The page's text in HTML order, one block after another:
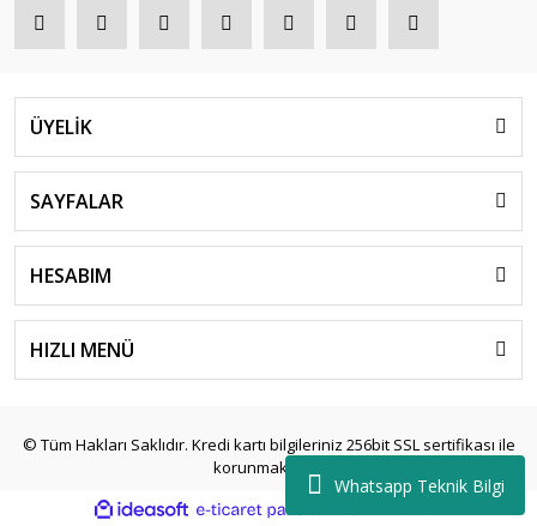
Whatsapp Teknik Bilgi
ÜYELİK
SAYFALAR
HESABIM
HIZLI MENÜ
© Tüm Hakları Saklıdır. Kredi kartı bilgileriniz 256bit SSL sertifikası ile
korunmaktadır.
ideasoft